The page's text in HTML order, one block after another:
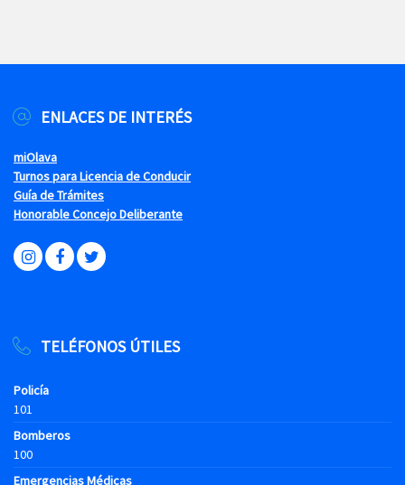
ENLACES DE INTERÉS
miOlava
Turnos para Licencia de Conducir
Guía de Trámites
Honorable Concejo Deliberante
TELÉFONOS ÚTILES
Policía
101
Bomberos
100
Emergencias Médicas